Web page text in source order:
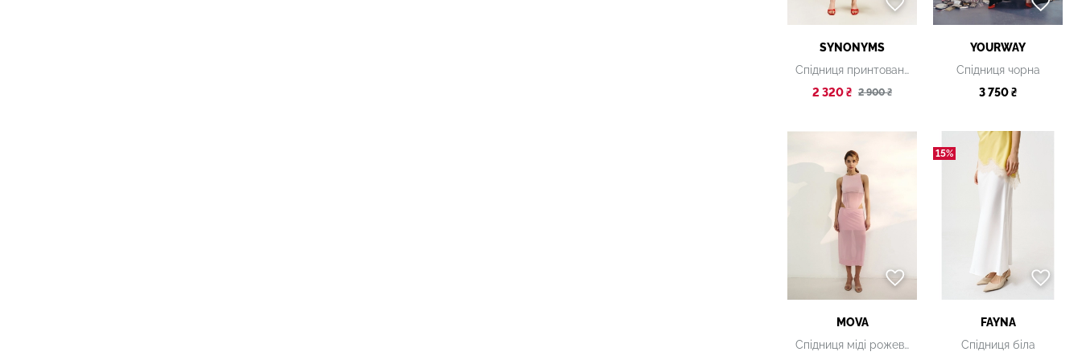
SYNONYMS
Спідниця принтована "Херсонські помідори" зелена
2 320 ₴ 2 900 ₴
YOURWAY
Спідниця чорна
3 750 ₴
MOVA
Спідниця міді рожева
15%
FAYNA
Спідниця біла